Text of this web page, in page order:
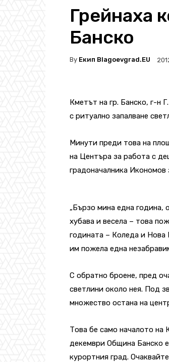
Грейнаха
Банско
By Екип Blagoevgrad.EU
Кметът на гр. Банско, г-н
с ритуално запалване
Минути преди това на
на Центъра за работа с
градоначалника Икономов
„Бързо мина една година,
хубава и весела – това
годината – Коледа и Нова
им пожела една
С обратно броене, пред
светлини около нея. Под
множество остана на
Това бе само началото на
декември Община Банско
курортния град.